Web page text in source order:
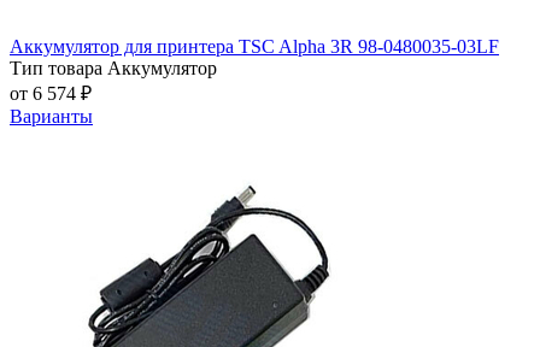
Аккумулятор для принтера TSC Alpha 3R 98-0480035-03LF
Тип товара Аккумулятор
от 6 574 ₽
Варианты